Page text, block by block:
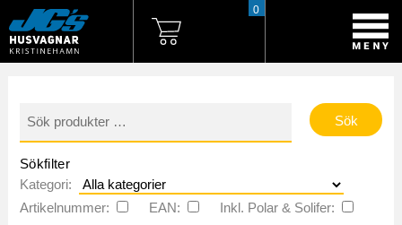
0
efter:
Sökfilter
Kategori:
Artikelnummer:
EAN:
Inkl. Polar & Solifer: